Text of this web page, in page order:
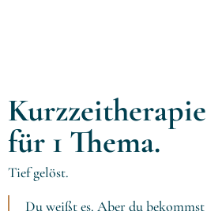
Kurzzeitherapie
für 1 Thema.
Tief gelöst.
Du weißt es. Aber du